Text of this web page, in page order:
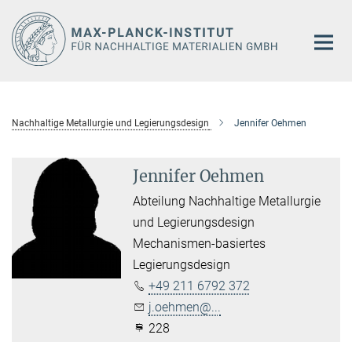
Hauptinhalt
Nachhaltige Metallurgie und Legierungsdesign Jennifer Oehmen
Jennifer Oehmen
Abteilung Nachhaltige Metallurgie
und Legierungsdesign
Mechanismen-basiertes
Legierungsdesign
+49 211 6792 372
j.oehmen@...
228